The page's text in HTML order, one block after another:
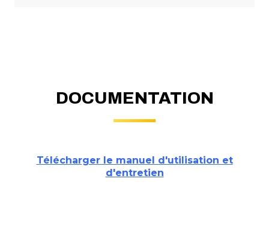
DOCUMENTATION
Télécharger le manuel d'utilisation et
d'entretien